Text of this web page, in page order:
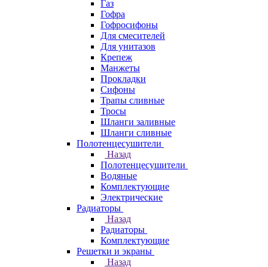
Газ
Гофра
Гофросифоны
Для смесителей
Для унитазов
Крепеж
Манжеты
Прокладки
Сифоны
Трапы сливные
Тросы
Шланги заливные
Шланги сливные
Полотенцесушители
Назад
Полотенцесушители
Водяные
Комплектующие
Электрические
Радиаторы
Назад
Радиаторы
Комплектующие
Решетки и экраны
Назад